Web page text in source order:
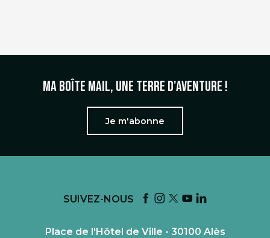
Ma boîte mail, une terre d'aventure !
Je m'abonne
SUIVEZ-NOUS
Place de l'Hôtel de Ville - 30100 Alès